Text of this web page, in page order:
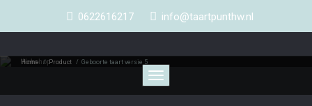
0622616217 info@taartpunthw.nl
Toggle
navigation
Webshop
Home /Product / Geboorte taart versie 5